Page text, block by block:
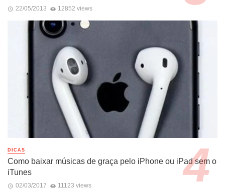
22/05/2013 12852 views
DICAS
Como baixar músicas de graça pelo iPhone ou iPad sem o
iTunes
02/03/2017 11123 views